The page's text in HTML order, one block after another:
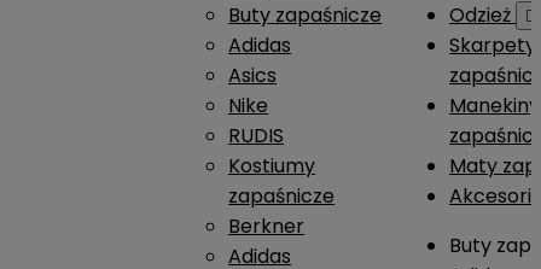
Buty zapaśnicze
Adidas
Asics
Nike
RUDIS
Kostiumy
zapaśnicze
Berkner
Adidas
Odzież

Skarpety
Manekiny
Maty
Buty